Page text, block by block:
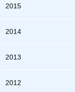
2015
2014
2013
2012